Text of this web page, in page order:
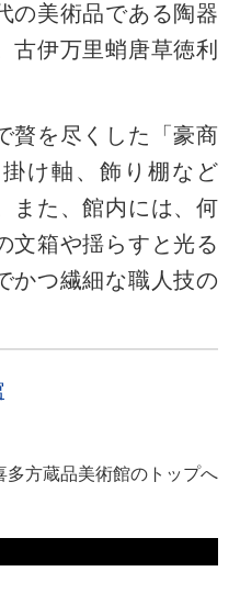
の美術品である陶器
古伊万里蛸唐草徳利
贅を尽くした「豪商
け軸、飾り棚など
また、館内には、何
文箱や揺らすと光る
かつ繊細な職人技の
多方蔵品美術館のトップへ